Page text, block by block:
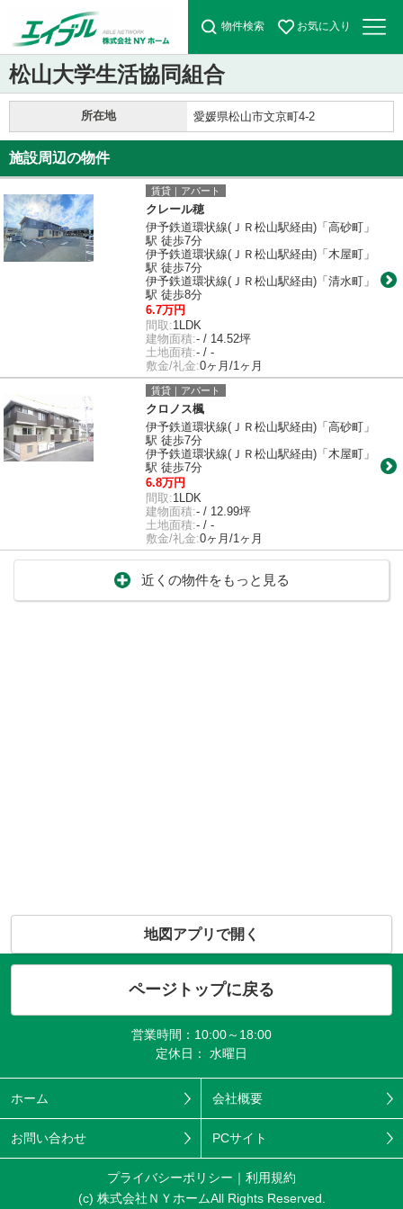
物件検索 お気に入り
松山大学生活協同組合
所在地 愛媛県松山市文京町4-2
施設周辺の物件
賃貸｜アパート
クレール穂
伊予鉄道環状線(ＪＲ松山駅経由)「高砂町」
駅 徒歩7分
伊予鉄道環状線(ＪＲ松山駅経由)「木屋町」
駅 徒歩7分
伊予鉄道環状線(ＪＲ松山駅経由)「清水町」
駅 徒歩8分
6.7万円
間取:1LDK
建物面積:- / 14.52坪
土地面積:- / -
敷金/礼金:0ヶ月/1ヶ月
賃貸｜アパート
クロノス楓
伊予鉄道環状線(ＪＲ松山駅経由)「高砂町」
駅 徒歩7分
伊予鉄道環状線(ＪＲ松山駅経由)「木屋町」
駅 徒歩7分
6.8万円
間取:1LDK
建物面積:- / 12.99坪
土地面積:- / -
敷金/礼金:0ヶ月/1ヶ月
近くの物件をもっと見る
地図アプリで開く
ページトップに戻る
営業時間：10:00～18:00
定休日： 水曜日
ホーム 会社概要
お問い合わせ PCサイト
プライバシーポリシー
利用規約
(c) 株式会社ＮＹホームAll Rights Reserved.